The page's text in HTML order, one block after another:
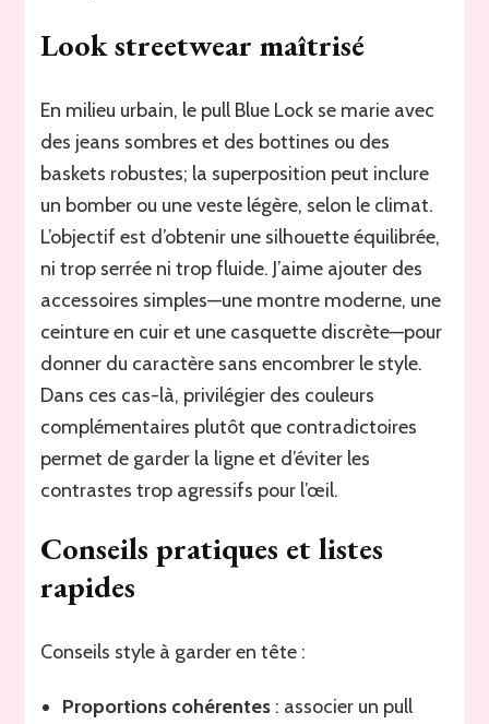
Look streetwear maîtrisé
En milieu urbain, le pull Blue Lock se marie avec
des jeans sombres et des bottines ou des
baskets robustes; la superposition peut inclure
un bomber ou une veste légère, selon le climat.
L’objectif est d’obtenir une silhouette équilibrée,
ni trop serrée ni trop fluide. J’aime ajouter des
accessoires simples—une montre moderne, une
ceinture en cuir et une casquette discrète—pour
donner du caractère sans encombrer le style.
Dans ces cas-là, privilégier des couleurs
complémentaires plutôt que contradictoires
permet de garder la ligne et d’éviter les
contrastes trop agressifs pour l’œil.
Conseils pratiques et listes
rapides
Conseils style à garder en tête :
Proportions cohérentes : associer un pull